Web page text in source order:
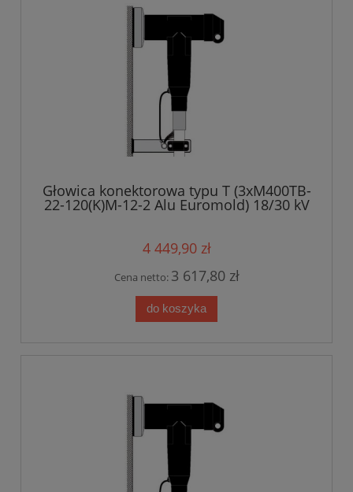
Głowica konektorowa typu T (3xM400TB-
22-120(K)M-12-2 Alu Euromold) 18/30 kV
4 449,90 zł
Cena netto: 3 617,80 zł
do koszyka